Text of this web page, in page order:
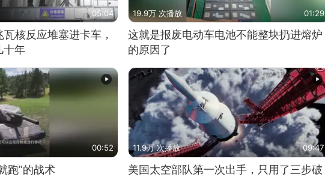
05:04
核反应堆塞进卡车，
十年
19.9万 次播放 01:29
这就是报废电动车电池不能整块扔进熔炉
的原因了
00:52
跑”的战术
11.9万 次播放 09:47
美国太空部队第一次出手，只用了三步破